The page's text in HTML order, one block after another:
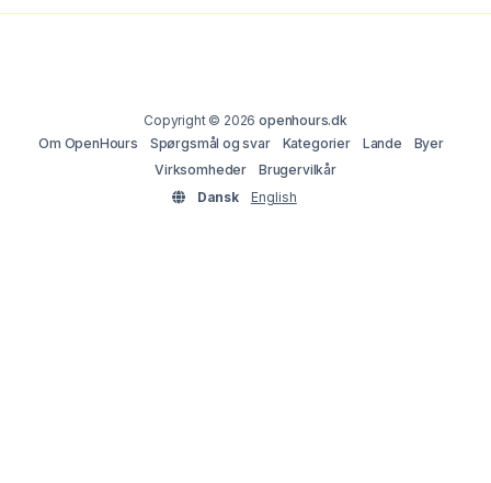
Copyright © 2026openhours.dk
Om OpenHours
Spørgsmål og svar Kategorier Lande
Byer
Virksomheder
Brugervilkår
Dansk
English